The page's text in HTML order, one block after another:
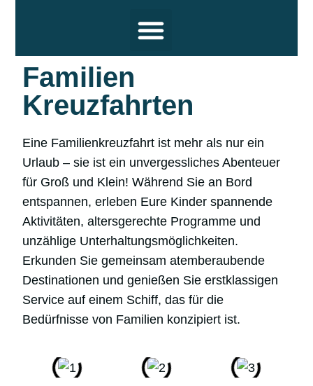
Familien
Kreuzfahrten
Eine Familienkreuzfahrt ist mehr als nur ein
Urlaub – sie ist ein unvergessliches Abenteuer
für Groß und Klein! Während Sie an Bord
entspannen, erleben Eure Kinder spannende
Aktivitäten, altersgerechte Programme und
unzählige Unterhaltungsmöglichkeiten.
Erkunden Sie gemeinsam atemberaubende
Destinationen und genießen Sie erstklassigen
Service auf einem Schiff, das für die
Bedürfnisse von Familien konzipiert ist.